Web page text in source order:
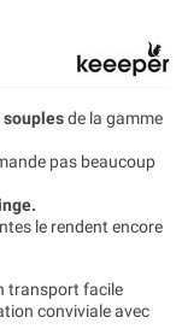
souplesde la gamme
pas beaucoup
le rendent encore
transport facile
conviviale avec